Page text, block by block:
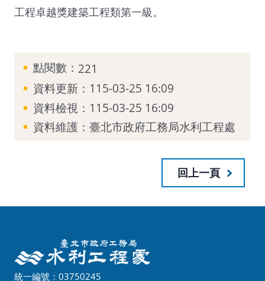
工程卓越獎建築工程類第一級。
點閱數： 221
資料更新：115-03-25 16:09
資料檢視：115-03-25 16:09
資料維護：臺北市政府工務局水利工程處
回上一頁
統一編號：03750245